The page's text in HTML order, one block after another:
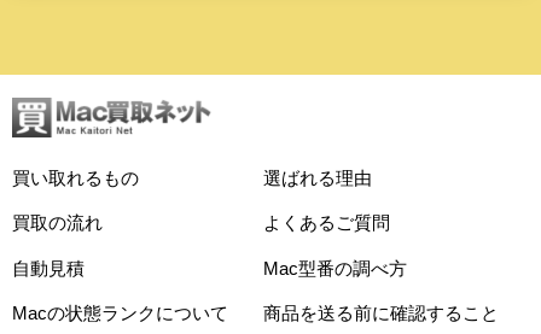
買い取れるもの 選ばれる理由
買取の流れ よくあるご質問
自動見積 Mac型番の調べ方
Macの状態ランクについて 商品を送る前に確認すること